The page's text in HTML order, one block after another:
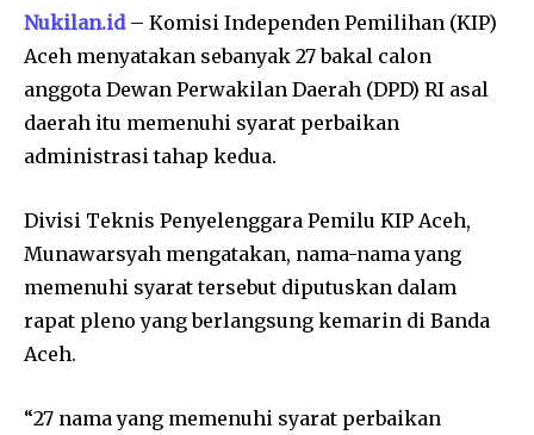
Nukilan.id – Komisi Independen Pemilihan (KIP)
Aceh menyatakan sebanyak 27 bakal calon
anggota Dewan Perwakilan Daerah (DPD) RI asal
daerah itu memenuhi syarat perbaikan
administrasi tahap kedua.
Divisi Teknis Penyelenggara Pemilu KIP Aceh,
Munawarsyah mengatakan, nama-nama yang
memenuhi syarat tersebut diputuskan dalam
rapat pleno yang berlangsung kemarin di Banda
Aceh.
“27 nama yang memenuhi syarat perbaikan